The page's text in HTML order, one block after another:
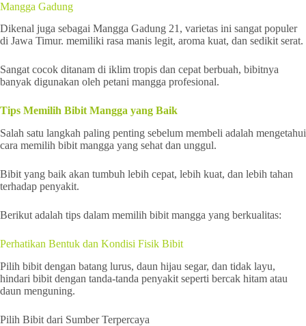
Mangga Gadung
Dikenal juga sebagai Mangga Gadung 21, varietas ini sangat populer
di Jawa Timur. memiliki rasa manis legit, aroma kuat, dan sedikit serat.
Sangat cocok ditanam di iklim tropis dan cepat berbuah, bibitnya
banyak digunakan oleh petani mangga profesional.
Tips Memilih Bibit Mangga yang Baik
Salah satu langkah paling penting sebelum membeli adalah mengetahui
cara memilih bibit mangga yang sehat dan unggul.
Bibit yang baik akan tumbuh lebih cepat, lebih kuat, dan lebih tahan
terhadap penyakit.
Berikut adalah tips dalam memilih bibit mangga yang berkualitas:
Perhatikan Bentuk dan Kondisi Fisik Bibit
Pilih bibit dengan batang lurus, daun hijau segar, dan tidak layu,
hindari bibit dengan tanda-tanda penyakit seperti bercak hitam atau
daun menguning.
Pilih Bibit dari Sumber Terpercaya